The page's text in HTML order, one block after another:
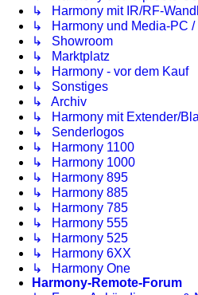
↳ Harmony mit IR/RF-
↳ Harmony und Media-PC /
↳ Showroom
↳ Marktplatz
↳ Harmony - vor dem Kauf
↳ Sonstiges
↳ Archiv
↳ Harmony mit Extender/
↳ Senderlogos
↳ Harmony 1100
↳ Harmony 1000
↳ Harmony 895
↳ Harmony 885
↳ Harmony 785
↳ Harmony 555
↳ Harmony 525
↳ Harmony 6XX
↳ Harmony One
Harmony-Remote-Forum